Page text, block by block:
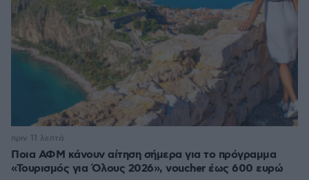
Ποια ΑΦΜ κάνουν αίτηση σήμερα για το πρόγραμμα
«Τουρισμός για Όλους 2026», voucher έως 600 ευρώ
πριν 11 λεπτά